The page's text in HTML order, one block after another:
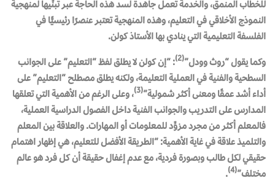
للخطاب المنمق، والخدمة تعمل جاهدة لسد هذه الحاجة عبر تبنِّيها لمنهجية
النموذج الأخلاقي في التعليم، وهذه المنهجية تعتبر عنصرًا رئيسيًّا في
الفلسفة التعليمية التي ينادي بها الأستاذ كولن.
وكما يقول “روث وودل”(2)
: “إن كولن لا يطلق لفظ “التعليم” على الجوانب
السطحية والفنية في العملية التعليمة، ولكنه يطلق مصطلح “التعليم” على
أداء أشد عمقًا ومعنى أكثر شمولية”(3)
، وعلى الرغم من الأهمية التي تعلقها
المدارس على التدريب والجوانب الفنية داخل الفصول الدراسية العملية،
فالمعلم أكثر من مجرد مزوِّد للمعلومات أو المهارات. والعلاقة بين المعلم
والتلميذ علاقة في غاية الأهمية: “الطريقة الأفضل للتعليم، هي إظهار اهتمام
حقيقي لكل طالب وبصورة فردية، مع عدم إغفال حقيقة أن كل فرد هو عالم
مختلف”(4)
.